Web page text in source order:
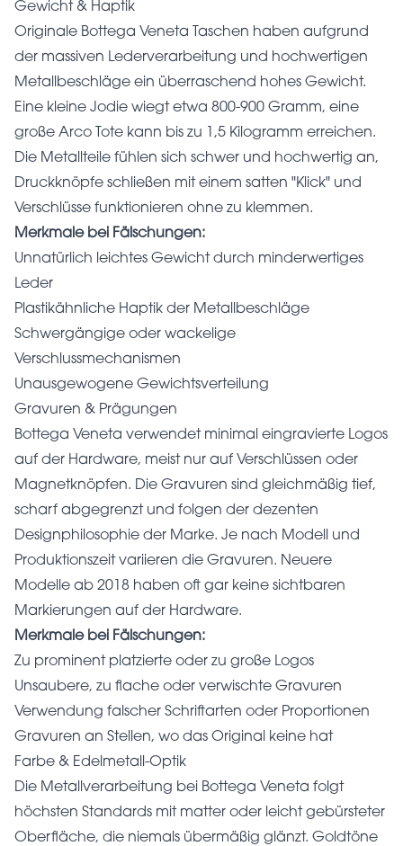
Gewicht & Haptik
Originale Bottega Veneta Taschen haben aufgrund
der massiven Lederverarbeitung und hochwertigen
Metallbeschläge ein überraschend hohes Gewicht.
Eine kleine Jodie wiegt etwa 800-900 Gramm, eine
große Arco Tote kann bis zu 1,5 Kilogramm erreichen.
Die Metallteile fühlen sich schwer und hochwertig an,
Druckknöpfe schließen mit einem satten "Klick" und
Verschlüsse funktionieren ohne zu klemmen.
Merkmale bei Fälschungen:
Unnatürlich leichtes Gewicht durch minderwertiges
Leder
Plastikähnliche Haptik der Metallbeschläge
Schwergängige oder wackelige
Verschlussmechanismen
Unausgewogene Gewichtsverteilung
Gravuren & Prägungen
Bottega Veneta verwendet minimal eingravierte Logos
auf der Hardware, meist nur auf Verschlüssen oder
Magnetknöpfen. Die Gravuren sind gleichmäßig tief,
scharf abgegrenzt und folgen der dezenten
Designphilosophie der Marke. Je nach Modell und
Produktionszeit variieren die Gravuren. Neuere
Modelle ab 2018 haben oft gar keine sichtbaren
Markierungen auf der Hardware.
Merkmale bei Fälschungen:
Zu prominent platzierte oder zu große Logos
Unsaubere, zu flache oder verwischte Gravuren
Verwendung falscher Schriftarten oder Proportionen
Gravuren an Stellen, wo das Original keine hat
Farbe & Edelmetall-Optik
Die Metallverarbeitung bei Bottega Veneta folgt
höchsten Standards mit matter oder leicht gebürsteter
Oberfläche, die niemals übermäßig glänzt. Goldtöne